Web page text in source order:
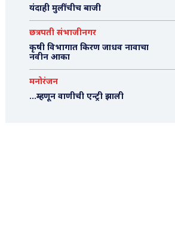
यंदाही मुलींचीच बाजी
छत्रपती संभाजीनगर
कृषी विभागात किरण जाधव नावाचा
नवीन आका
मनोरंजन
…म्हणून वाणीची एन्ट्री झाली